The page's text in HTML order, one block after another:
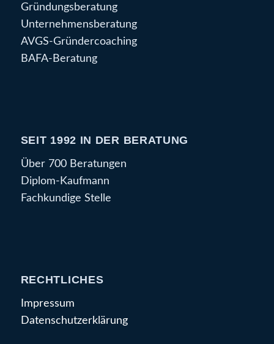
Gründungsberatung
Unternehmensberatung
AVGS-Gründercoaching
BAFA-Beratung
SEIT 1992 IN DER BERATUNG
Über 700 Beratungen
Diplom-Kaufmann
Fachkundige Stelle
RECHTLICHES
Impressum
Datenschutzerklärung